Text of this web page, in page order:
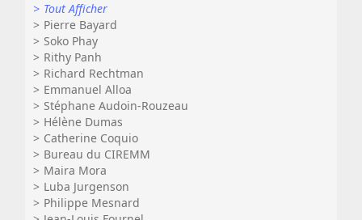
Tout Afficher
Pierre Bayard
Soko Phay
Rithy Panh
Richard Rechtman
Emmanuel Alloa
Stéphane Audoin-Rouzeau
Hélène Dumas
Catherine Coquio
Bureau du CIREMM
Maira Mora
Luba Jurgenson
Philippe Mesnard